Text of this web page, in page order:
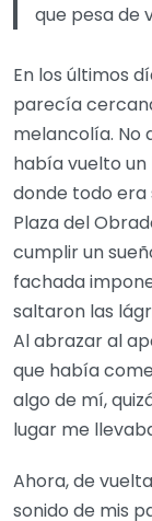
que pesa de
En los últimos
parecía
melancolía. No
había vuelto
donde todo era
Plaza del
cumplir un
fachada
saltaron las
Al abrazar al
que había
algo de mí,
lugar me
Ahora, de
sonido de mis